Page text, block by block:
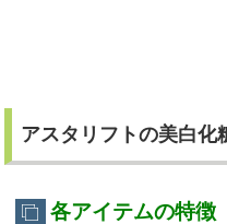
アスタリフトの美白化
各アイテムの特徴